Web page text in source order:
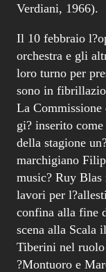
Verdiani, 1966).
Il 10 febbraio
orchestra e gli
loro turno per
sono in
La
gi? inserito
della stagione
marchigiano
music? Ruy
lavori per
confina alla fine
scena alla Scala
Tiberini nel
?Montuoro e